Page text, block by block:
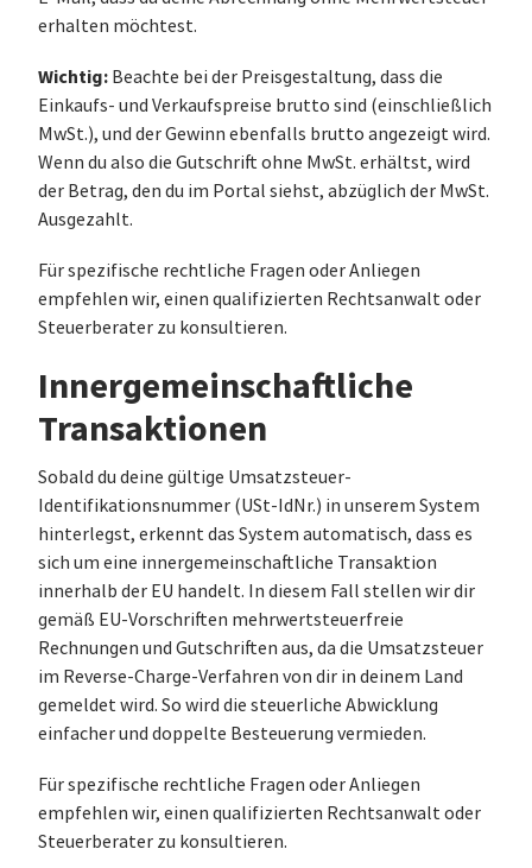
erhalten möchtest.
Wichtig: Beachte bei der Preisgestaltung, dass die
Einkaufs- und Verkaufspreise brutto sind (einschließlich
MwSt.), und der Gewinn ebenfalls brutto angezeigt wird.
Wenn du also die Gutschrift ohne MwSt. erhältst, wird
der Betrag, den du im Portal siehst, abzüglich der MwSt.
Ausgezahlt.
Für spezifische rechtliche Fragen oder Anliegen
empfehlen wir, einen qualifizierten Rechtsanwalt oder
Steuerberater zu konsultieren.
Innergemeinschaftliche
Transaktionen
Sobald du deine gültige Umsatzsteuer-
Identifikationsnummer (USt-IdNr.) in unserem System
hinterlegst, erkennt das System automatisch, dass es
sich um eine innergemeinschaftliche Transaktion
innerhalb der EU handelt. In diesem Fall stellen wir dir
gemäß EU-Vorschriften mehrwertsteuerfreie
Rechnungen und Gutschriften aus, da die Umsatzsteuer
im Reverse-Charge-Verfahren von dir in deinem Land
gemeldet wird. So wird die steuerliche Abwicklung
einfacher und doppelte Besteuerung vermieden.
Für spezifische rechtliche Fragen oder Anliegen
empfehlen wir, einen qualifizierten Rechtsanwalt oder
Steuerberater zu konsultieren.